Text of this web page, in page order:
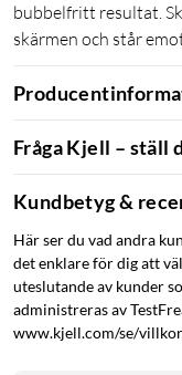
bubbelfritt resultat.
skärmen och står
Fråga Kjell – ställ
Kundbetyg &
Här ser du vad andra
det enklare för dig att
uteslutande av kunder
administreras av
www.kjell.com/se/